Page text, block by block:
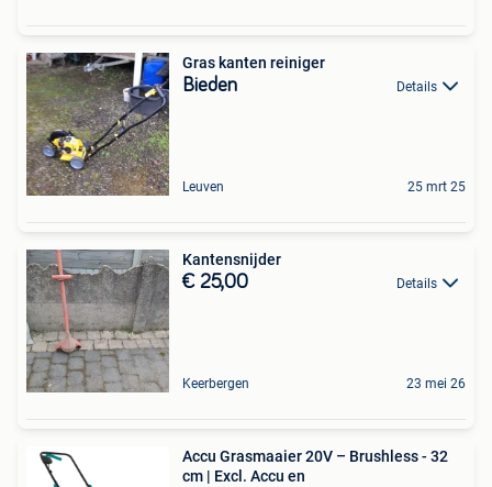
Gras kanten reiniger
Bieden Details
Leuven 25 mrt 25
Kantensnijder
€ 25,00 Details
Keerbergen 23 mei 26
Accu Grasmaaier 20V – Brushless - 32
cm | Excl. Accu en